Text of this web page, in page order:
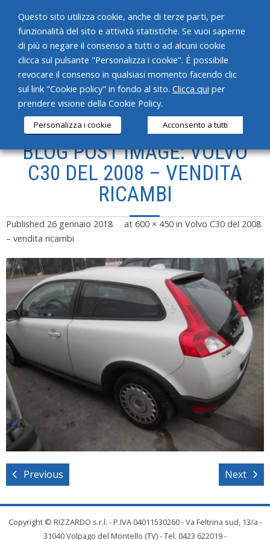
HOME
CHI SIAMO
SERVIZI
PRODOTTI
CONTATTI
BLOG POST IMAGE: VOLVO
C30 DEL 2008 – VENDITA
RICAMBI
Published 26 gennaio 2018 at 600 × 450 in Volvo C30 del 2008
– vendita ricambi
Previous Next
Copyright © RIZZARDO s.r.l. - P.IVA 04011530260 - Va Feltrina sud, 13/a -
31040 Volpago del Montello (TV) - Tel. 0423 622019 -
Questo sito utilizza cookie, anche di terze parti, per
funzionalità del sito e attività statistiche. Se vuoi saperne
di più o negare il consenso a tutti o ad alcuni cookie
clicca sul pulsante "Personalizza i cookie". È possibile
revocare il consenso in qualsiasi momento facendo clic
sul link "Cookie policy" in fondo al sito. Clicca qui per
prendere visione della Cookie Policy.
Personalizza i cookie Acconsento a tutti